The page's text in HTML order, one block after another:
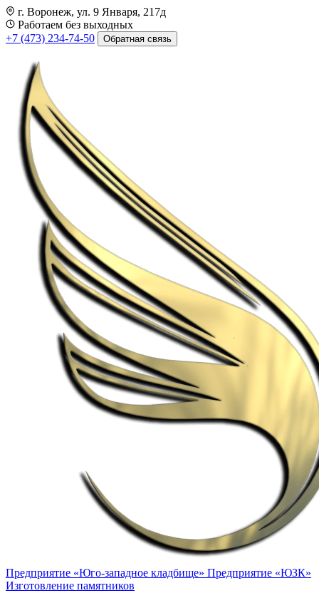
г. Воронеж, ул. 9 Января, 217д
Работаем без выходных
+7 (473) 234-74-50
Обратная связь
Предприятие «Юго-западное кладбище» Предприятие «ЮЗК»
Изготовление памятников